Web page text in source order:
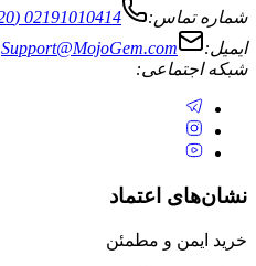
شماره تماس:
02191010414 (20 خط)
ایمیل:
Support@MojoGem.com
شبکه اجتماعی:
نشان‌های اعتماد
خرید ایمن و مطمئن